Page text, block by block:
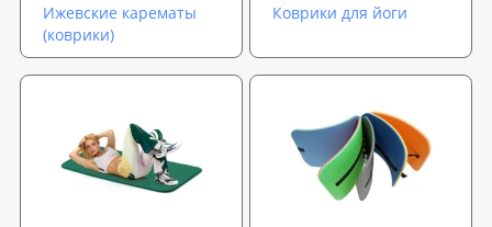
Ижевские карематы
(коврики)
Коврики для йоги